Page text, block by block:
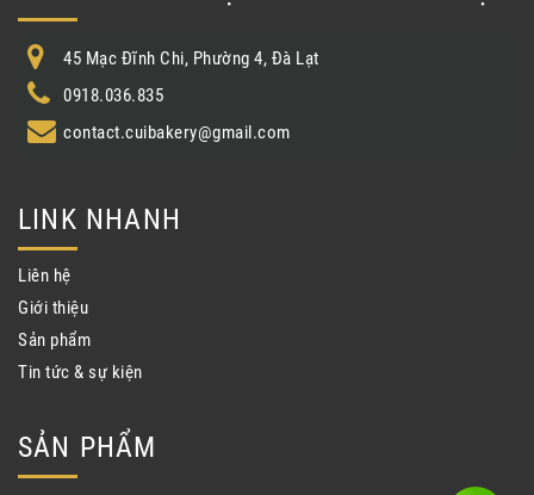
45 Mạc Đĩnh Chi, Phường 4, Đà Lạt
0918.036.835
contact.cuibakery@gmail.com
LINK NHANH
Liên hệ
Giới thiệu
Sản phẩm
Tin tức & sự kiện
SẢN PHẨM